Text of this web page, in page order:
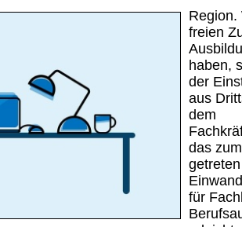
Region.
freien
haben,
der
aus
dem
das
für